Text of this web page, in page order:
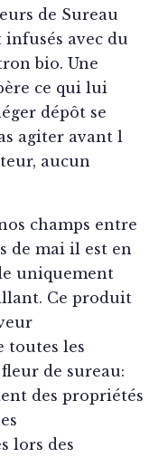
de Sureau
infusés avec du
bio. Une
ce qui lui
dépôt se
agiter avant l
aucun
champs entre
de mai il est en
uniquement
Ce produit
toutes les
de sureau:
des propriétés
lors des